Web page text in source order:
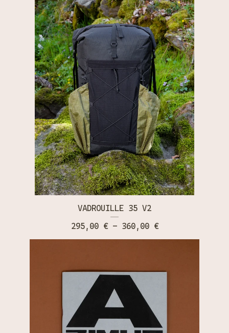
VADROUILLE 35 V2
295,00 €- 360,00 €